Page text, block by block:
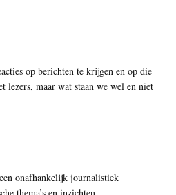
op berichten te krijgen en op die
lezers, maarwat staan we wel en niet
onafhankelijk journalistiek